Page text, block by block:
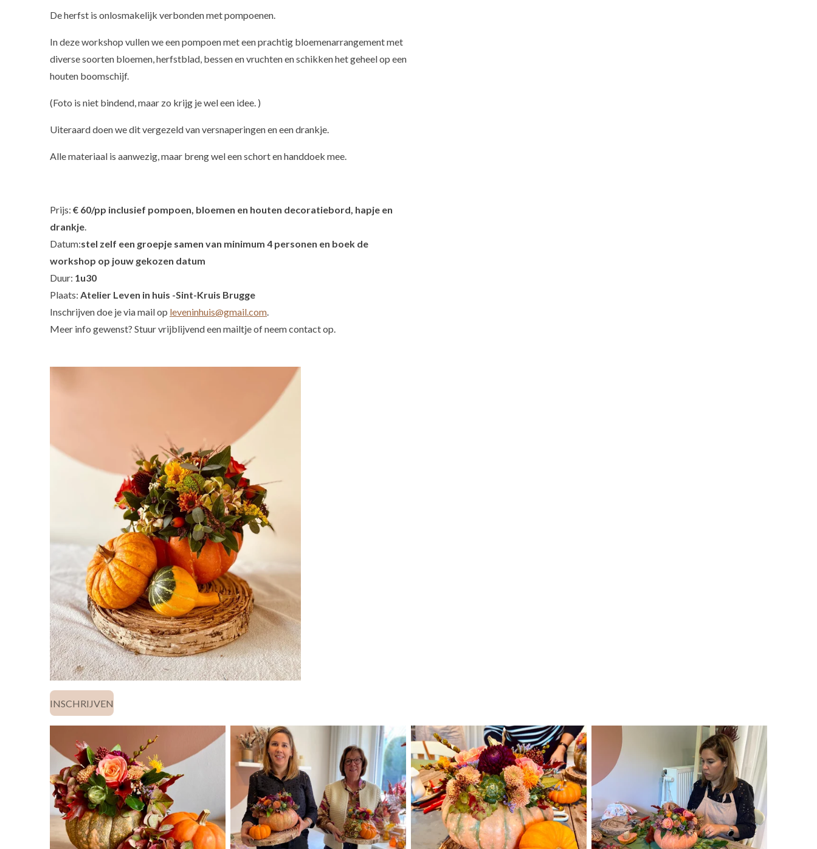
De herfst is onlosmakelijk verbonden met pompoenen.
In deze workshop vullen we een pompoen met een prachtig bloemenarrangement met
diverse soorten bloemen, herfstblad, bessen en vruchten en schikken het geheel op een
houten boomschijf.
(Foto is niet bindend, maar zo krijg je wel een idee. )
Uiteraard doen we dit vergezeld van versnaperingen en een drankje.
Alle materiaal is aanwezig, maar breng wel een schort en handdoek mee.
Prijs: € 60/pp inclusief pompoen, bloemen en houten decoratiebord, hapje en
drankje.
Datum:stel zelf een groepje samen van minimum 4 personen en boek de
workshop op jouw gekozen datum
Duur: 1u30
Plaats: Atelier Leven in huis -Sint-Kruis Brugge
Inschrijven doe je via mail op leveninhuis@gmail.com.
Meer info gewenst? Stuur vrijblijvend een mailtje of neem contact op.
INSCHRIJVEN